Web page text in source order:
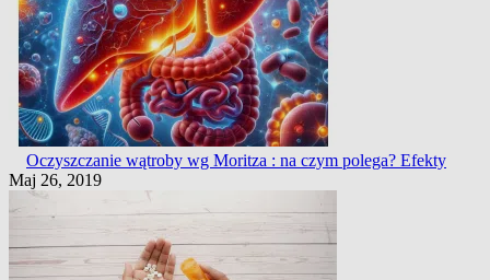
Oczyszczanie wątroby wg Moritza : na czym polega? Efekty
Maj 26, 2019